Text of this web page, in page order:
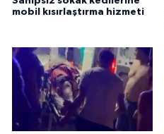
mobil kısırlaştırma hizmeti